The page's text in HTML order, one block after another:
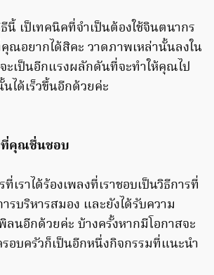
นี้ เป็เทคนิคที่จำเป็นต้องใช้จินตนากร
ณอยากได้สิคะ วาดภาพเหล่านั้นลงใน
เป็นอีกแรงผลักดันที่จะทำให้คุณไป
ได้เร็วขึ้นอีกด้วยค่ะ
ที่คุณชื่นชอบ
เราได้ร้องเพลงที่เราชอบเป็นวิธีการที่
รบริหารสมอง และยังได้รับความ
นอีกด้วยค่ะ บ้างครั้งหากมีโอกาสจะ
อบครัวก็เป็นอีกหนึ่งกิจกรรมที่แนะนำ